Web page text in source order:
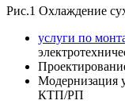
Рис.1 Охлаждение
услуги по
Модернизация
КТП/РП